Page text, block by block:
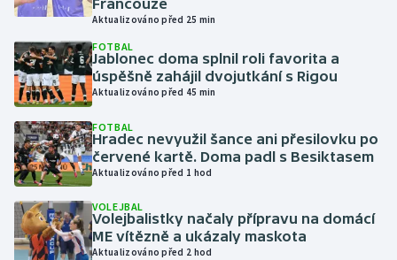
Házená
Jezdectví
Judo
Krasobruslení
Lezení
Lyže a snowboard
Francouze
Aktualizováno před 25 min
FOTBAL
Jablonec doma splnil roli favorita a
úspěšně zahájil dvojutkání s Rigou
Aktualizováno před 45 min
FOTBAL
Hradec nevyužil šance ani přesilovku po
červené kartě. Doma padl s Besiktasem
Aktualizováno před 1 hod
VOLEJBAL
Volejbalistky načaly přípravu na domácí
ME vítězně a ukázaly maskota
Aktualizováno před 2 hod